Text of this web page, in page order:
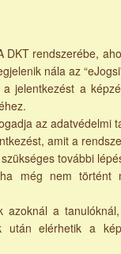
DKT rendszerébe,
nála az
jelentkezést a
az adatvédelmi
amit a
további
még nem történt
azoknál a
elérhetik a